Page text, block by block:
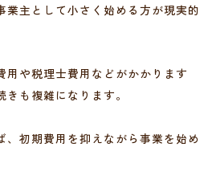
業主として小さく始める方が現実的
用や税理士費用などがかかります
も複雑になります。
、初期費用を抑えながら事業を始め